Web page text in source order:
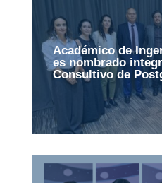
Académico de
es nombrado
Consultivo de